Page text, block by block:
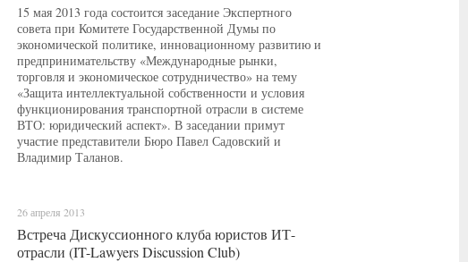
15 мая 2013 года состоится заседание Экспертного
совета при Комитете Государственной Думы по
экономической политике, инновационному развитию и
предпринимательству «Международные рынки,
торговля и экономическое сотрудничество» на тему
«Защита интеллектуальной собственности и условия
функционирования транспортной отрасли в системе
ВТО: юридический аспект». В заседании примут
участие представители Бюро Павел Садовский и
Владимир Таланов.
26 апреля 2013
Встреча Дискуссионного клуба юристов ИТ-
отрасли (IT-Lawyers Discussion Club)